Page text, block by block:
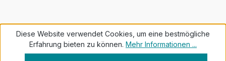
Diese Website verwendet Cookies, um eine bestmögliche
Erfahrung bieten zu können. Mehr Informationen ...